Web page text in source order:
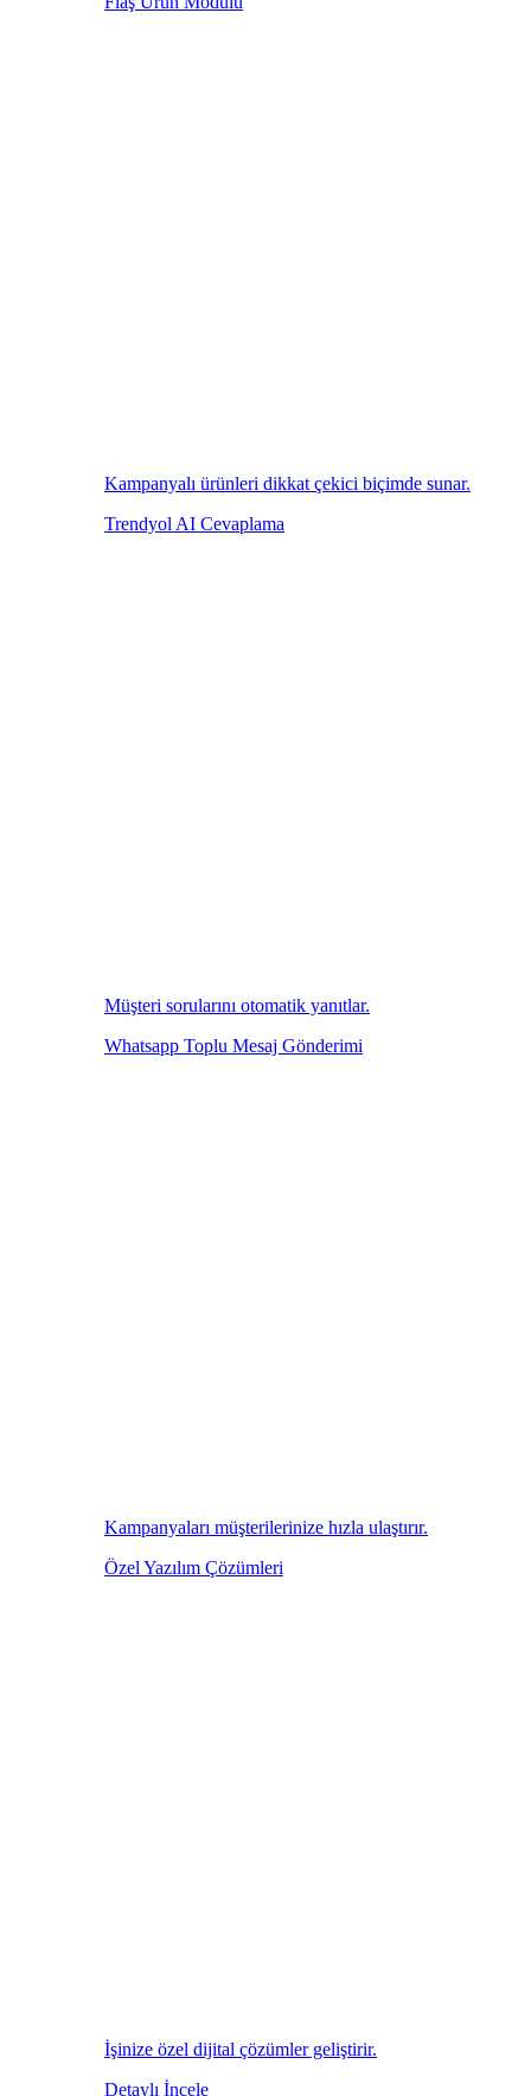
Kampanyalı ürünleri dikkat çekici biçimde sunar.
Trendyol AI Cevaplama
Müşteri sorularını otomatik yanıtlar.
Whatsapp Toplu Mesaj Gönderimi
Kampanyaları müşterilerinize hızla ulaştırır.
Özel Yazılım Çözümleri
İşinize özel dijital çözümler geliştirir.
Detaylı İncele